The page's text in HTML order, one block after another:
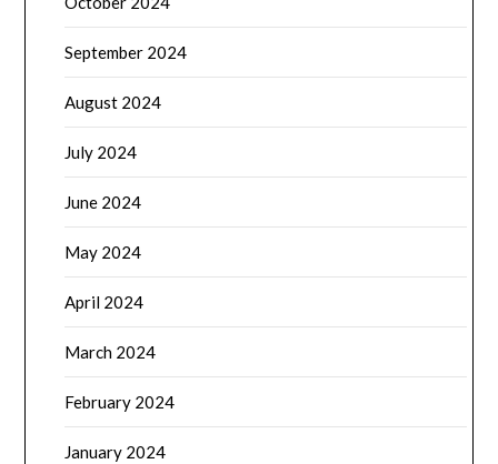
September 2024
August 2024
July 2024
June 2024
May 2024
April 2024
March 2024
February 2024
January 2024